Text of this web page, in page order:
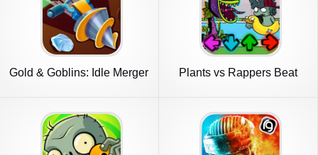
Gold & Goblins: Idle Merger
Plants vs Rappers Beat